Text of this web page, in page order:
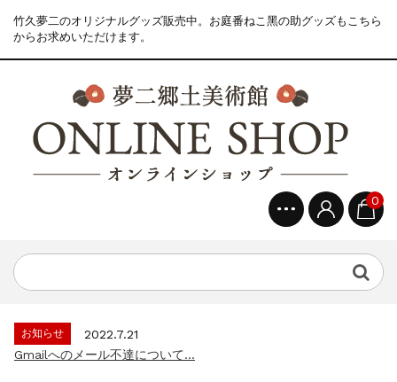
竹久夢二のオリジナルグッズ販売中。お庭番ねこ黑の助グッズもこちら
からお求めいただけます。
0
お知らせ
2022.7.21
Gmailへのメール不達について...